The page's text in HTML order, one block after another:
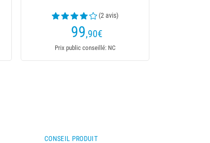
(2 avis)
99,90€
Prix public conseillé: NC
CONSEIL PRODUIT